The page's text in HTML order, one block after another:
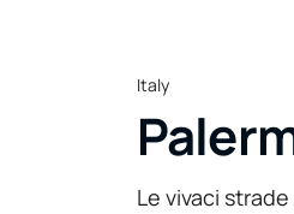
Italy
Le vivaci